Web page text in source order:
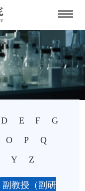
D E F
G
O P
Q
Y Z
副教授（副研